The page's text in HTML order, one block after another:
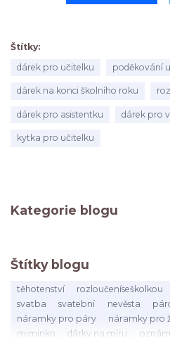
Kategorie blogu
Štítky blogu
těhotenství rozloučeníseškolkou
svatba
svatební nevěsta
náramky pro páry
náramky pro
miminko
dárky na míru
Štítky
dárek pro učitelku
poděkování
dárek na konci školního roku
dárek pro asistentku dárek pro
kytka pro učitelku